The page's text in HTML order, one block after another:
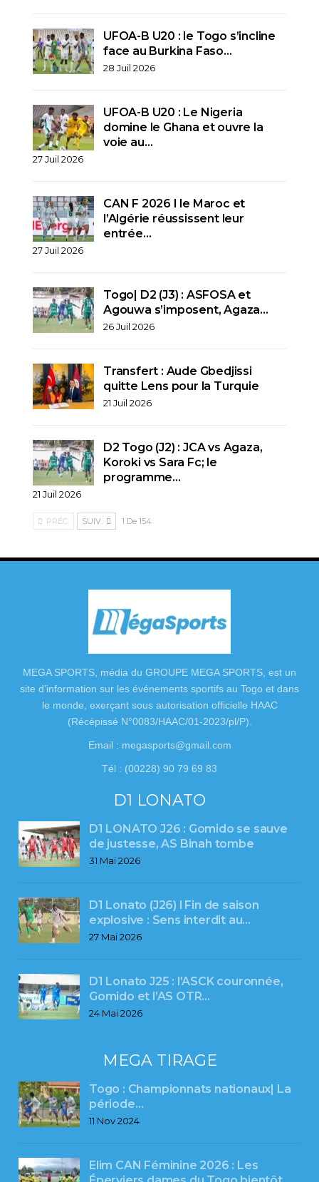
UFOA-B U20 : le Togo s’incline
face au Burkina Faso…
28 Juil 2026
UFOA-B U20 : Le Nigeria
domine le Ghana et ouvre la
voie au…
27 Juil 2026
CAN F 2026 I le Maroc et
l’Algérie réussissent leur
entrée…
27 Juil 2026
Togo| D2 (J3) : ASFOSA et
Agouwa s’imposent, Agaza…
26 Juil 2026
Transfert : Aude Gbedjissi
quitte Lens pour la Turquie
21 Juil 2026
D2 Togo (J2) : JCA vs Agaza,
Koroki vs Sara Fc; le
programme…
21 Juil 2026
PRÉC. SUIV. 1 De 154
MEGA SPORTS, média du GROUPE MEGA SPORTS, est un
site d’information sur les événements sportifs au Togo et dans
le monde, exerçant sous autorisation officielle HAAC
(Récépissé N°0083/HAAC/01-2023/pl/P).
Email : megasports@gmail.com
Tél : (00228) 90 79 69 83
D1 LONATO
D1 LONATO J26 : Gomido se sauve
de justesse, AS Binah tombe
31 Mai 2026
D1 Lonato (J26) l Fin de saison
explosive : Sens interdit au…
27 Mai 2026
D1 Lonato J25 : l’ASCK couronnée,
Gomido et l’AS OTR…
24 Mai 2026
MEGA TIRAGE
Togo : Championnats nationaux| La
période…
11 Nov 2024
Elim CAN Féminine 2026 : Les